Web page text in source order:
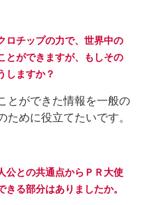
チップの力で、世界中の
とができますが、もしその
しますか？
とができた情報を一般の
ために役立てたいです。
公との共通点からＰＲ大使
る部分はありましたか。